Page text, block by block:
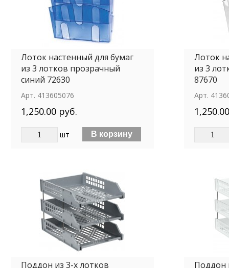
Лоток настенный для бумаг
из 3 лотков прозрачный
синий 72630
Арт. 413605076
1,250.00 руб.
шт
Лоток
из 3
87670
Арт.
Поддон из 3-х лотков Поддон